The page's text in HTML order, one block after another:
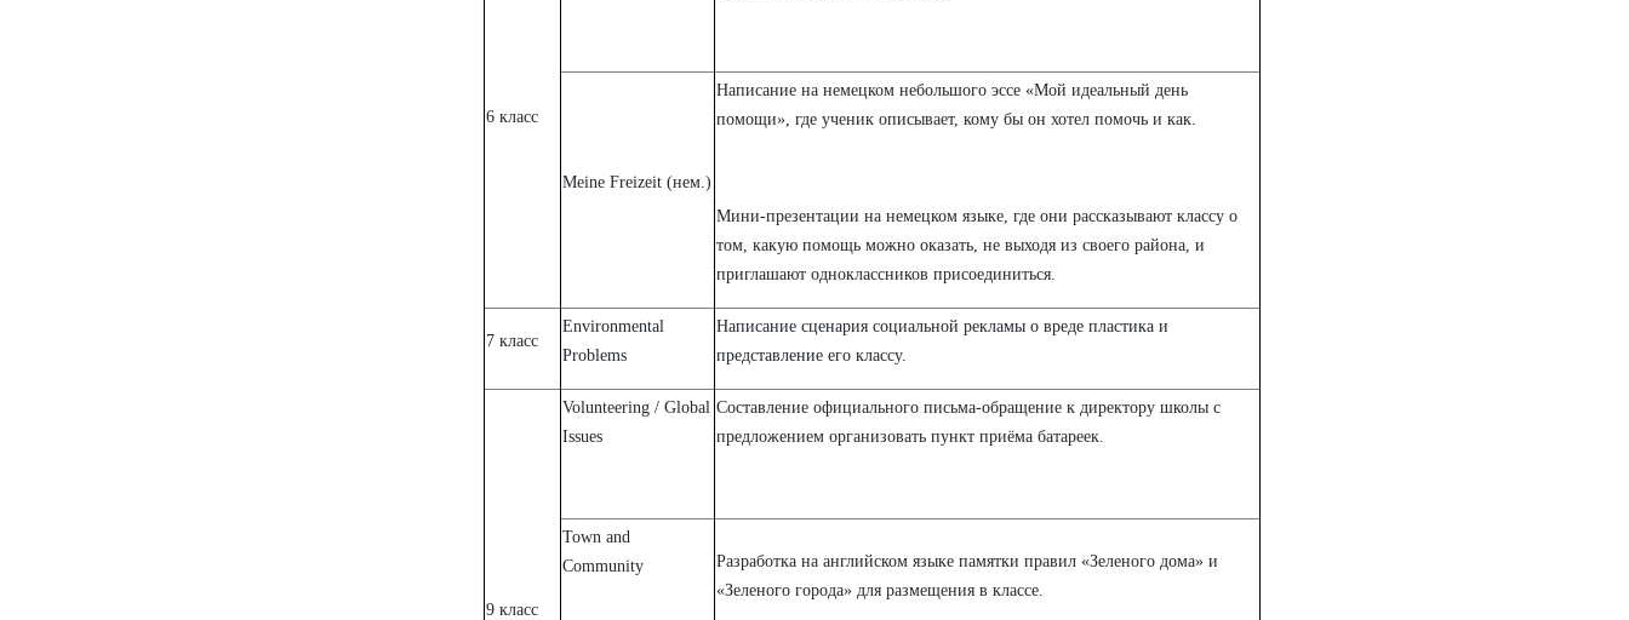
6 класс
Meine Freizeit (нем.)
Написание на немецком небольшого эссе «Мой идеальный день
помощи», где ученик описывает, кому бы он хотел помочь и как.
Мини-презентации на немецком языке, где они рассказывают классу о
том, какую помощь можно оказать, не выходя из своего района, и
приглашают одноклассников присоединиться.
7 класс
Environmental
Problems
Написание сценария социальной рекламы о вреде пластика и
представление его классу.
9 класс
Volunteering / Global
Issues
Составление официального письма-обращение к директору школы с
предложением организовать пункт приёма батареек.
Town and
Community
Разработка на английском языке памятки правил «Зеленого дома» и
«Зеленого города» для размещения в классе.